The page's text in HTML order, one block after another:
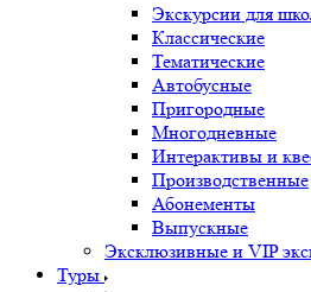
Экскурсии для
Классические
Тематические
Автобусные
Пригородные
Многодневные
Интерактивы и
Производственные
Абонементы
Выпускные
Эксклюзивные и VIP
Туры